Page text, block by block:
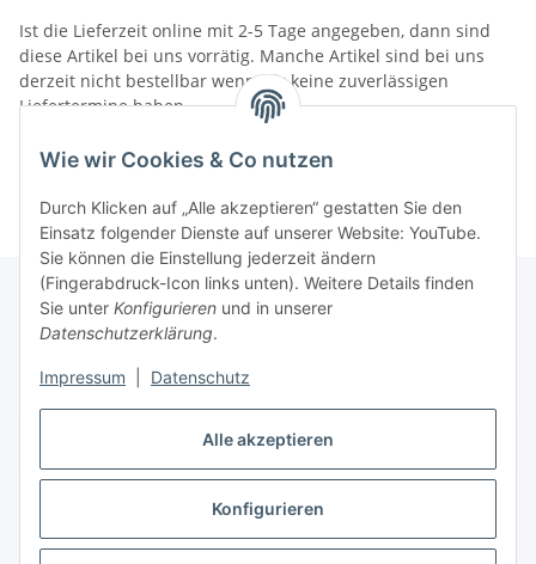
Alle akzeptieren
Konfigurieren
Wie wir Cookies & Co nutzen
Durch Klicken auf „Alle akzeptieren“ gestatten Sie den
Einsatz folgender Dienste auf unserer Website: YouTube.
Sie können die Einstellung jederzeit ändern
(Fingerabdruck-Icon links unten). Weitere Details finden
Sie unter Konfigurieren und in unserer
Datenschutzerklärung.
Impressum Datenschutz
Ist die Lieferzeit online mit 2-5 Tage angegeben, dann sind
diese Artikel bei uns vorrätig. Manche Artikel sind bei uns
derzeit nicht bestellbar wenn wir keine zuverlässigen
Liefertermine haben.
Informationen
Gesetzliche Informationen
Vertrag widerrufen